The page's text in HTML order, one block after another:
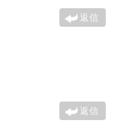
返信
返信